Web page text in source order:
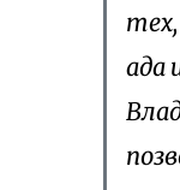
ада